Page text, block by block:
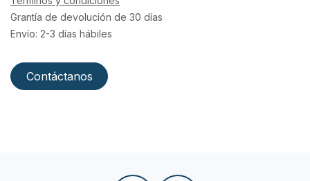
Grantía de devolución de 30 días
Envío: 2-3 días hábiles
Contáctanos